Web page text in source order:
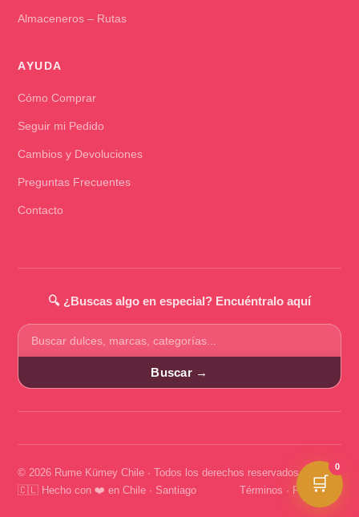
Almaceneros – Rutas
AYUDA
Cómo Comprar
Seguir mi Pedido
Cambios y Devoluciones
Preguntas Frecuentes
Contacto
🔍 ¿Buscas algo en especial? Encuéntralo aquí
Buscar
productos
Buscar →
© 2026 Rume Kümey Chile · Todos los derechos reservados
🇨🇱 Hecho con ❤️ en Chile · Santiago
Términos · Privacidad
🛒
0